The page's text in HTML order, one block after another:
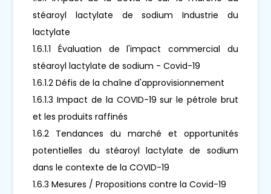
stéaroyl lactylate de sodium Industrie du
lactylate
1.6.1.1 Évaluation de l'impact commercial du
stéaroyl lactylate de sodium - Covid-19
1.6.1.2 Défis de la chaîne d'approvisionnement
1.6.1.3 Impact de la COVID-19 sur le pétrole brut
et les produits raffinés
1.6.2 Tendances du marché et opportunités
potentielles du stéaroyl lactylate de sodium
dans le contexte de la COVID-19
1.6.3 Mesures / Propositions contre la Covid-19